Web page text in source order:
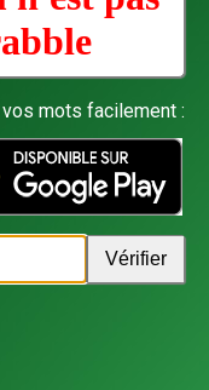
mots facilement :